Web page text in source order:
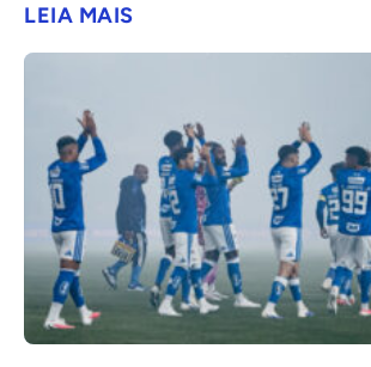
LEIA MAIS